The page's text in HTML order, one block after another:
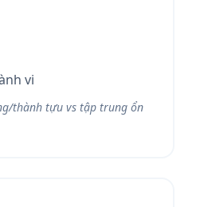
vi
thành tựu vs tập trung ổn